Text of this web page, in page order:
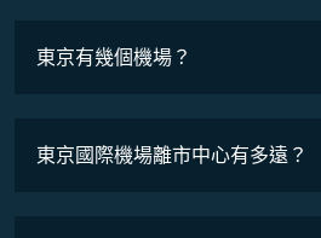
COSMILE會員
東京有幾個機場？
東京國際機場離市中心有多遠？